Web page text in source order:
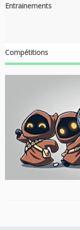
Entrainements
Compétitions